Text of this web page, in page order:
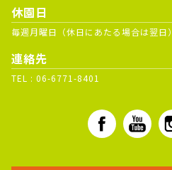
休園日
毎週月曜日（休日にあたる場合は翌日）
連絡先
TEL : 06-6771-8401